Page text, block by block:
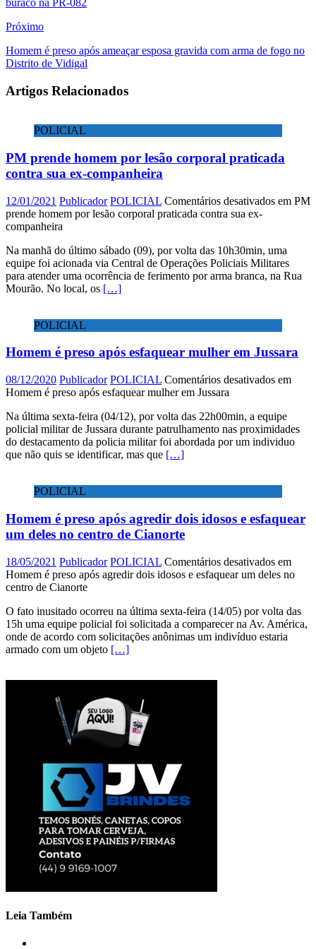
Próximo
Homem é preso após ameaçar esposa gravida com arma de fogo no
Distrito de Vidigal
Artigos Relacionados
POLICIAL
PM prende homem por lesão corporal praticada
contra sua ex-companheira
12/01/2021 Publicador POLICIAL Comentários desativados em PM
prende homem por lesão corporal praticada contra sua ex-
companheira
Na manhã do último sábado (09), por volta das 10h30min, uma
equipe foi acionada via Central de Operações Policiais Militares
para atender uma ocorrência de ferimento por arma branca, na Rua
Mourão. No local, os […]
POLICIAL
Homem é preso após esfaquear mulher em Jussara
08/12/2020 Publicador POLICIAL Comentários desativados em
Homem é preso após esfaquear mulher em Jussara
Na última sexta-feira (04/12), por volta das 22h00min, a equipe
policial militar de Jussara durante patrulhamento nas proximidades
do destacamento da policia militar foi abordada por um individuo
que não quis se identificar, mas que […]
POLICIAL
Homem é preso após agredir dois idosos e esfaquear
um deles no centro de Cianorte
18/05/2021 Publicador POLICIAL Comentários desativados em
Homem é preso após agredir dois idosos e esfaquear um deles no
centro de Cianorte
O fato inusitado ocorreu na última sexta-feira (14/05) por volta das
15h uma equipe policial foi solicitada a comparecer na Av. América,
onde de acordo com solicitações anônimas um indivíduo estaria
armado com um objeto […]
Leia Também